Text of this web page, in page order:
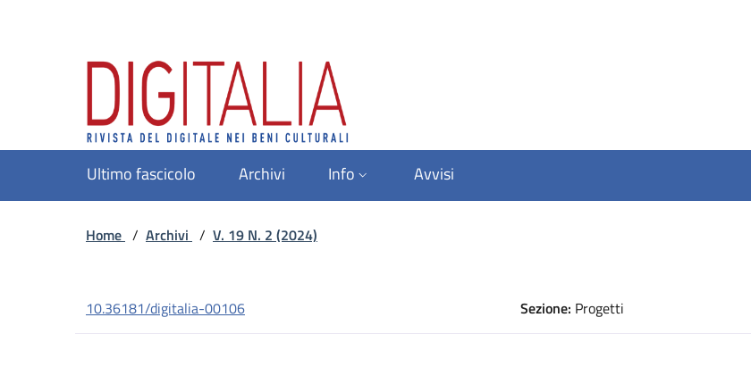
Ultimo fascicolo Archivi Info Avvisi
Home / Archivi / V. 19 N. 2 (2024)
10.36181/digitalia-00106 Sezione: Progetti